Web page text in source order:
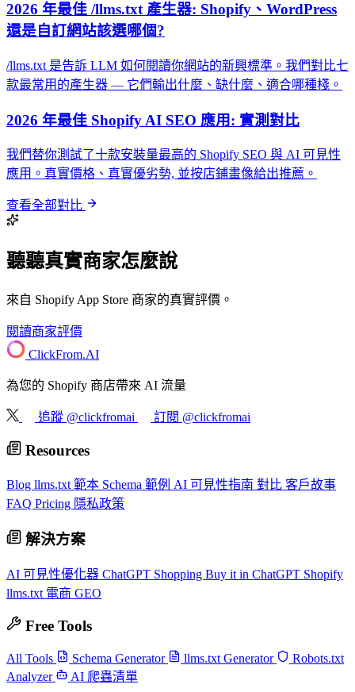
2026 年最佳 /llms.txt 產生器: Shopify、WordPress
還是自訂網站該選哪個?
/llms.txt 是告訴 LLM 如何閱讀你網站的新興標準。我們對比七
款最常用的產生器 — 它們輸出什麼、缺什麼、適合哪種棧。
2026 年最佳 Shopify AI SEO 應用: 實測對比
我們替你測試了十款安裝量最高的 Shopify SEO 與 AI 可見性
應用。真實價格、真實優劣勢, 並按店鋪畫像給出推薦。
查看全部對比
聽聽真實商家怎麼說
來自 Shopify App Store 商家的真實評價。
閱讀商家評價
ClickFrom.AI
為您的 Shopify 商店帶來 AI 流量
追蹤 @clickfromai 訂閱 @clickfromai
Resources
Blog llms.txt 範本 Schema 範例 AI 可見性指南 對比 客戶故事
FAQ Pricing 隱私政策
解決方案
AI 可見性優化器 ChatGPT Shopping Buy it in ChatGPT Shopify
llms.txt 電商 GEO
Free Tools
All Tools Schema Generator llms.txt Generator
Robots.txt
Analyzer
AI 爬蟲清單